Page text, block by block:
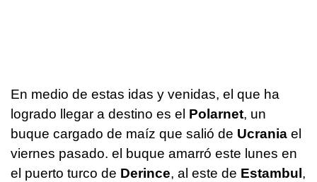
En medio de estas idas y venidas, el que ha
logrado llegar a destino es el Polarnet, un
buque cargado de maíz que salió de Ucrania el
viernes pasado. el buque amarró este lunes en
el puerto turco de Derince, al este de Estambul ,